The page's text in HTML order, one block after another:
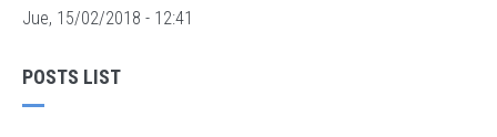
Jue, 15/02/2018 - 12:41
POSTS LIST